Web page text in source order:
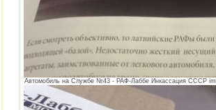
Автомобиль на Службе №43 - РАФ-Лаббе Инкассация СССР